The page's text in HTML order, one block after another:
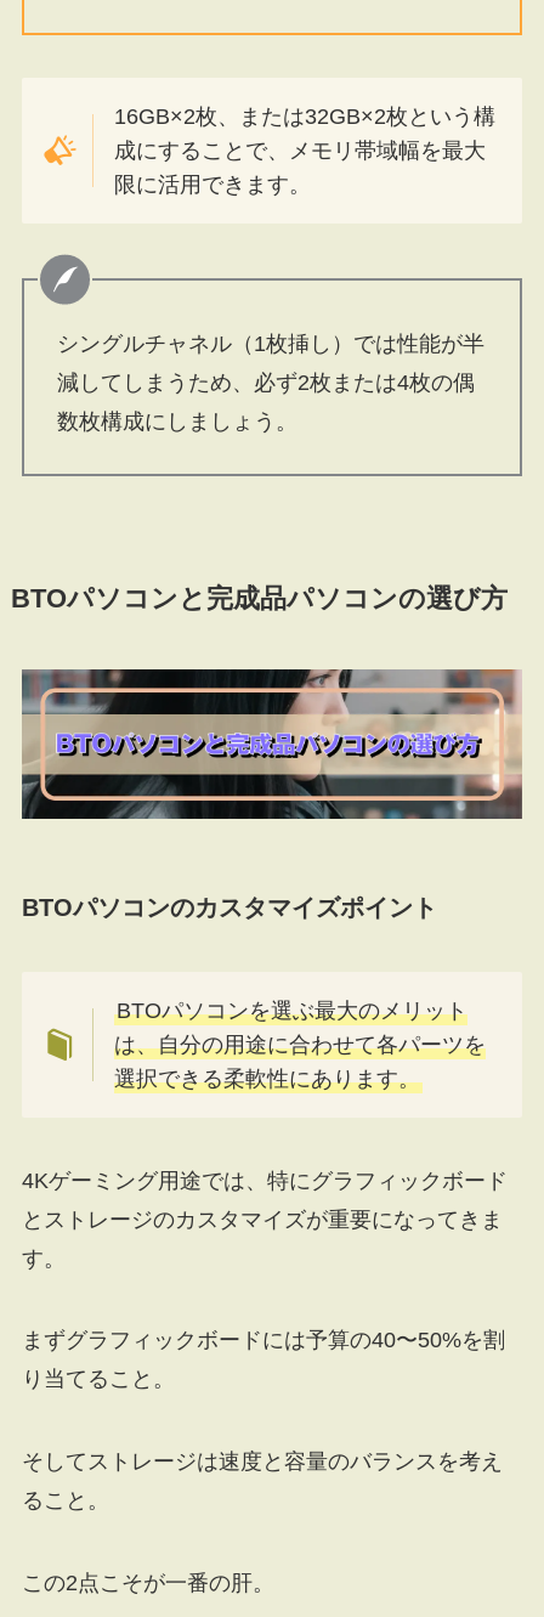
16GB×2枚、または32GB×2枚という構
成にすることで、メモリ帯域幅を最大
限に活用できます。
シングルチャネル（1枚挿し）では性能が半
減してしまうため、必ず2枚または4枚の偶
数枚構成にしましょう。
BTOパソコンと完成品パソコンの選び方
BTOパソコンのカスタマイズポイント
BTOパソコンを選ぶ最大のメリット
は、自分の用途に合わせて各パーツを
選択できる柔軟性にあります。
4Kゲーミング用途では、特にグラフィックボード
とストレージのカスタマイズが重要になってきま
す。
まずグラフィックボードには予算の40〜50%を割
り当てること。
そしてストレージは速度と容量のバランスを考え
ること。
この2点こそが一番の肝。